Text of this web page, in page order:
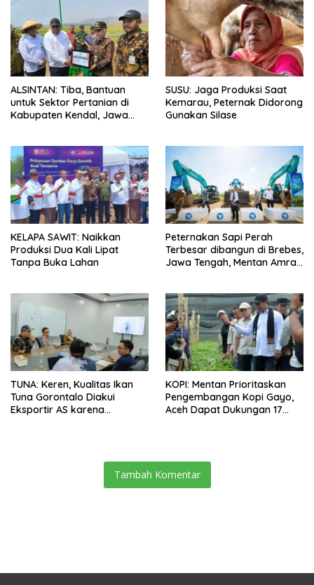
ALSINTAN: Tiba, Bantuan
untuk Sektor Pertanian di
Kabupaten Kendal, Jawa
SUSU: Jaga Produksi Saat
Kemarau, Peternak Didorong
Gunakan Silase
KELAPA SAWIT: Naikkan
Produksi Dua Kali Lipat
Tanpa Buka Lahan
Peternakan Sapi Perah
Terbesar dibangun di Brebes,
Jawa Tengah, Mentan Amran
TUNA: Keren, Kualitas Ikan
Tuna Gorontalo Diakui
Eksportir AS karena
KOPI: Mentan Prioritaskan
Pengembangan Kopi Gayo,
Aceh Dapat Dukungan 17
Tambah Komentar